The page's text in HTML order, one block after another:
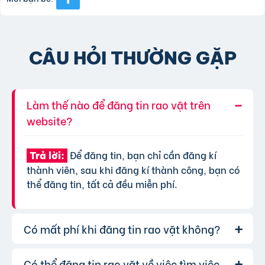
CÂU HỎI THƯỜNG GẶP
Làm thế nào để đăng tin rao vặt trên
website?
Trả lời: Để đăng tin, bạn chỉ cần đăng kí
thành viên, sau khi đăng kí thành công, bạn có
thể đăng tin, tất cả đều miễn phí.
Có mất phí khi đăng tin rao vặt không?